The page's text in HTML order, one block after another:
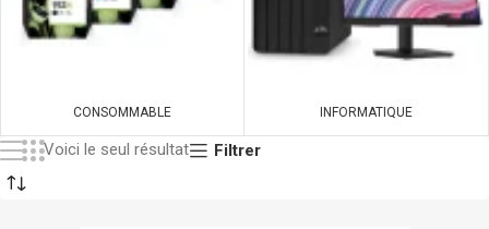
CONSOMMABLE INFORMATIQUE
Voici le seul résultat Filtrer